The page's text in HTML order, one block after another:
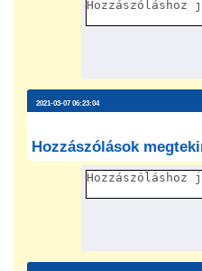
2021-03-07 06:23:04
Hozzászólások